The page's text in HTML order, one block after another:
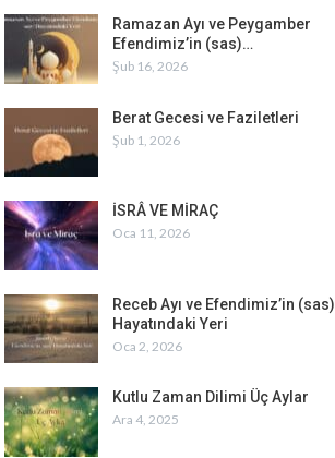
Ramazan Ayı ve Peygamber
Efendimiz’in (sas)…
Şub 16, 2026
Berat Gecesi ve Faziletleri
Şub 1, 2026
İSRÂ VE MİRAÇ
Oca 11, 2026
Receb Ayı ve Efendimiz’in (sas)
Hayatındaki Yeri
Oca 2, 2026
Kutlu Zaman Dilimi Üç Aylar
Ara 4, 2025